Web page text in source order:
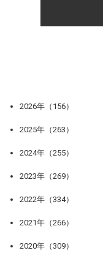
2026年（156）
2025年（263）
2024年（255）
2023年（269）
2022年（334）
2021年（266）
2020年（309）